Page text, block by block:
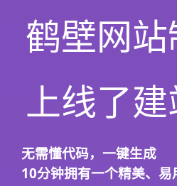
鹤壁网
上线了建
无需懂代码， 一键生成
10分钟拥有一个精美、易